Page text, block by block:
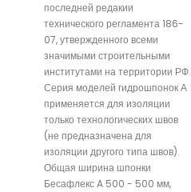
последней редакии
технического регламента 186-
07, утвержденного всеми
значимыми строительными
институтами на территории РФ.
Серия моделей гидрошпонок А
применяется для изоляции
только технологических швов
(не предназначена для
изоляции другого типа швов).
Общая ширина шпонки
Бесафлекс A 500 - 500 мм,